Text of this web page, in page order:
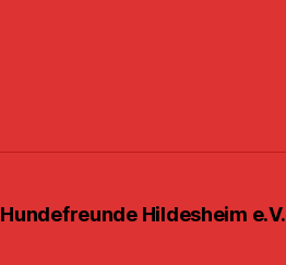
Hundefreunde Hildesheim e.V.